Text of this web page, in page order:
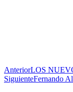
AnteriorLOS
SiguienteFernando